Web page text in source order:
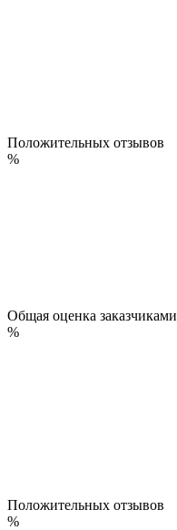
Положительных отзывов
%
Общая оценка заказчиками
%
Положительных отзывов
%